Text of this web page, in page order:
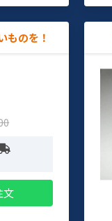
ものを！
文